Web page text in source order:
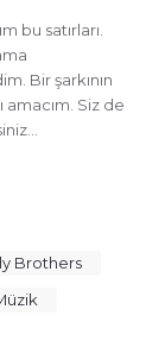
bu satırları.
Bir şarkının
amacım. Siz de
Brothers